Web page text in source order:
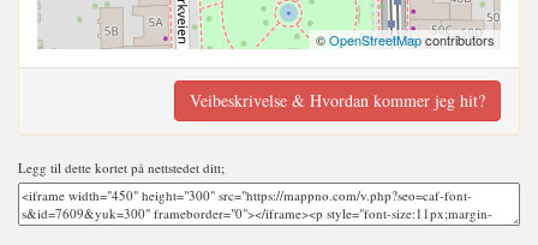
©OpenStreetMapcontributors
Veibeskrivelse & Hvordan kommer jeg hit?
Legg til dette kortet på nettstedet ditt;